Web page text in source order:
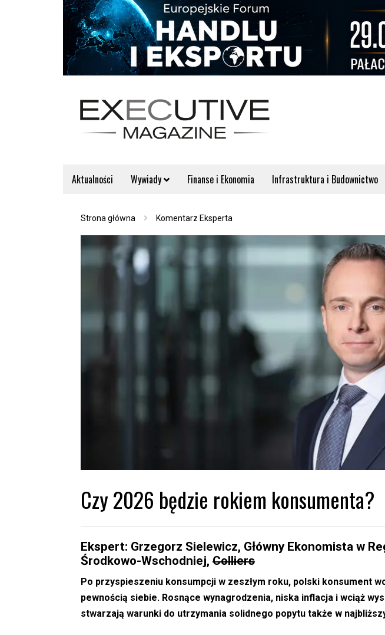
Aktualności Wywiady Finanse i Ekonomia Infrastruktura i Budownictwo
Strona główna Komentarz Eksperta
Czy 2026 będzie rokiem konsumenta?
Ekspert: Grzegorz Sielewicz, Główny Ekonomista w
Środkowo-Wschodniej, Colliers
Po przyspieszeniu konsumpcji w zeszłym roku, polski konsument
pewnością siebie. Rosnące wynagrodzenia, niska inflacja i wciąż
stwarzają warunki do utrzymania solidnego popytu także w